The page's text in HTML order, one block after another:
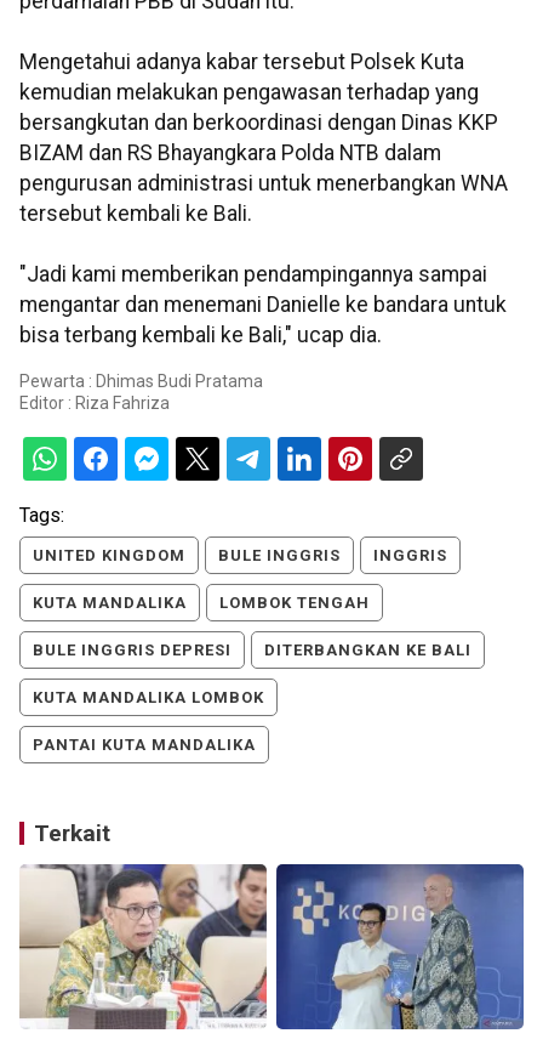
Mengetahui adanya kabar tersebut Polsek Kuta
kemudian melakukan pengawasan terhadap yang
bersangkutan dan berkoordinasi dengan Dinas KKP
BIZAM dan RS Bhayangkara Polda NTB dalam
pengurusan administrasi untuk menerbangkan WNA
tersebut kembali ke Bali.
"Jadi kami memberikan pendampingannya sampai
mengantar dan menemani Danielle ke bandara untuk
bisa terbang kembali ke Bali," ucap dia.
Pewarta : Dhimas Budi Pratama
Editor : Riza Fahriza
Tags:
UNITED KINGDOM BULE INGGRIS INGGRIS
KUTA MANDALIKA LOMBOK TENGAH
BULE INGGRIS DEPRESI DITERBANGKAN KE BALI
KUTA MANDALIKA LOMBOK
PANTAI KUTA MANDALIKA
Terkait